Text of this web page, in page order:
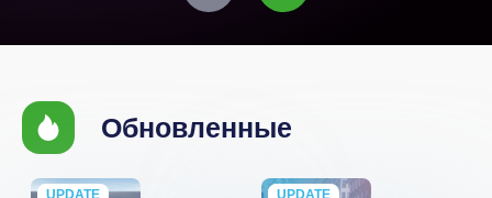
Обновленные
UPDATE
NEW UPDATE
NEW